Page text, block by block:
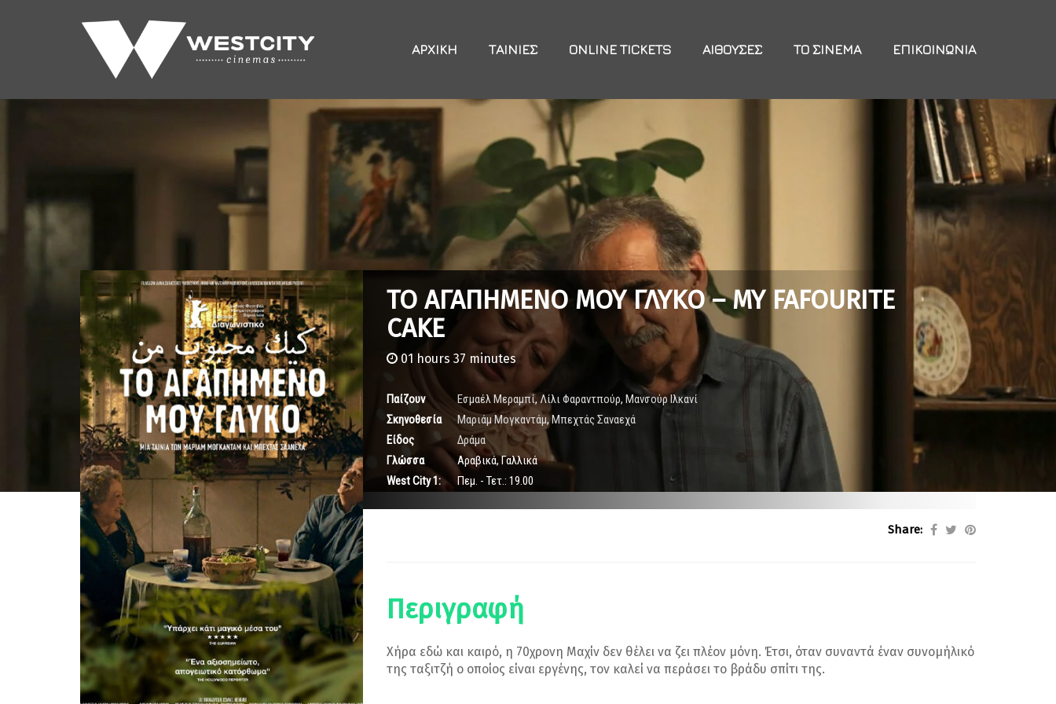
ΑΡΧΙΚΉ ΤΑΙΝΊΕΣ ONLINE TICKETS ΑΊΘΟΥΣΕΣ ΤΟ ΣΙΝΕΜΆ ΕΠΙΚΟΙΝΩΝΊΑ
ΤΟ ΑΓΑΠΗΜΕΝΟ ΜΟΥ ΓΛΥΚΟ – MY FAFOURITE
CAKE
01 hours 37 minutes
Παίζουν Εσμαέλ Μεραμπί,Λίλι Φαραντπούρ, Μανσούρ Ιλκανί
Σκηνοθεσία
Μαριάμ Μογκαντάμ,Μπεχτάς Σαναεχά
Είδος
Δράμα
Γλώσσα
Αραβικά, Γαλλικά
West City 1:
Πεμ. - Τετ.: 19.00
Share:
Περιγραφή
Χήρα εδώ και καιρό, η 70χρονη Μαχίν δεν θέλει να ζει πλέον μόνη. Έτσι, όταν συναντά έναν συνομήλικό
της ταξιτζή ο οποίος είναι εργένης, τον καλεί να περάσει το βράδυ σπίτι της.